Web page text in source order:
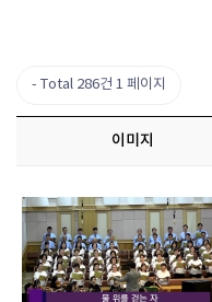
Total 286건 1 페이지
이미지